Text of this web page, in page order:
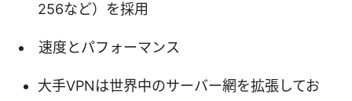
256など）を採用
速度とパフォーマンス
大手VPNは世界中のサーバー網を拡張してお